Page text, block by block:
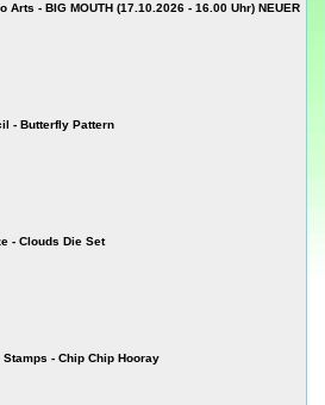
Arts - BIG MOUTH (17.10.2026 - 16.00 Uhr) NEUER
- Butterfly Pattern
- Clouds Die Set
- Chip Chip Hooray